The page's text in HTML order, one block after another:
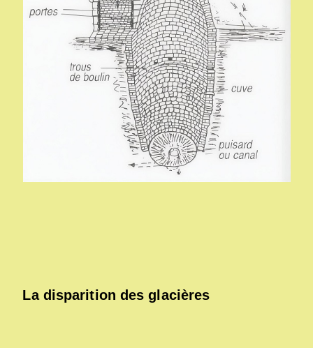
La disparition des glacières